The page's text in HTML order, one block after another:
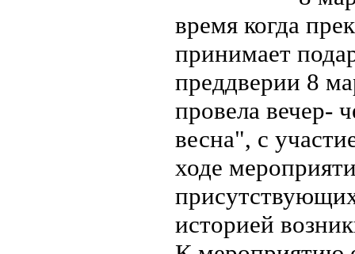
время когда
принимает
преддверии 8
провела вечер-
весна", с
ходе
историей